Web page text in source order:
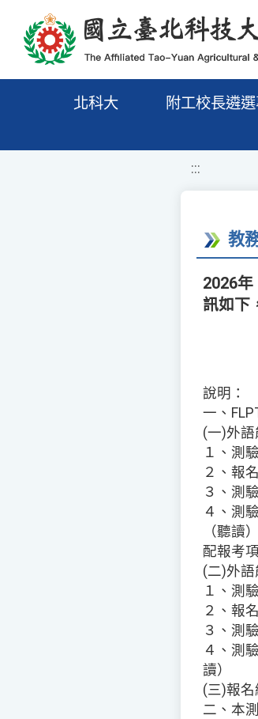
移至網頁之主要內容區位置
北科大 附工校長遴
:::
教
2026
訊如下
說明：
一、
(一)外語
１、測
２、報
３、測
４、測
（聽讀
配報考
(二)外語
１、測
２、報
３、測
４、測
讀）
(三)報名
二、本